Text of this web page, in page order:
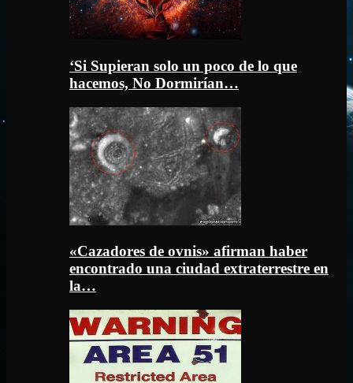
‘Si Supieran solo un poco de lo que
hacemos, No Dormirían…
«Cazadores de ovnis» afirman haber
encontrado una ciudad extraterrestre en
la…